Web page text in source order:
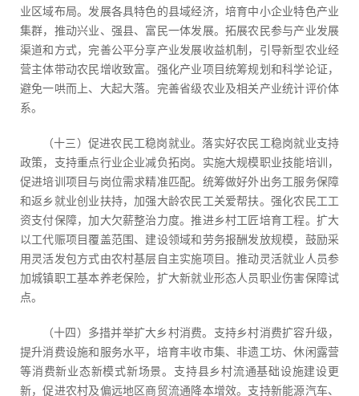
业区域布局。发展各具特色的县域经济，培育中小企业特色产业
集群，推动兴业、强县、富民一体发展。拓展农民参与产业发展
渠道和方式，完善公平分享产业发展收益机制，引导新型农业经
营主体带动农民增收致富。强化产业项目统筹规划和科学论证，
避免一哄而上、大起大落。完善省级农业及相关产业统计评价体
系。
（十三）促进农民工稳岗就业。落实好农民工稳岗就业支持
政策，支持重点行业企业减负拓岗。实施大规模职业技能培训，
促进培训项目与岗位需求精准匹配。统筹做好外出务工服务保障
和返乡就业创业扶持，加强大龄农民工关爱帮扶。强化农民工工
资支付保障，加大欠薪整治力度。推进乡村工匠培育工程。扩大
以工代赈项目覆盖范围、建设领域和劳务报酬发放规模，鼓励采
用灵活发包方式由农村基层自主实施项目。推动灵活就业人员参
加城镇职工基本养老保险，扩大新就业形态人员职业伤害保障试
点。
（十四）多措并举扩大乡村消费。支持乡村消费扩容升级，
提升消费设施和服务水平，培育丰收市集、非遗工坊、休闲露营
等消费新业态新模式新场景。支持县乡村流通基础设施建设更
新，促进农村及偏远地区商贸流通降本增效。支持新能源汽车、